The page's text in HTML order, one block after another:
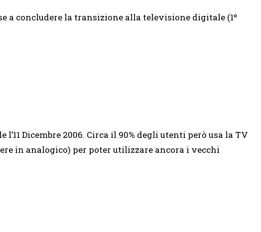
a concludere la transizione alla televisione digitale (1º
Dicembre 2006. Circa il 90% degli utenti però usa la TV
in analogico) per poter utilizzare ancora i vecchi